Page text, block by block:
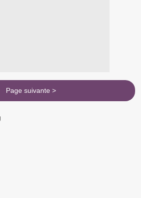
Page suivante >